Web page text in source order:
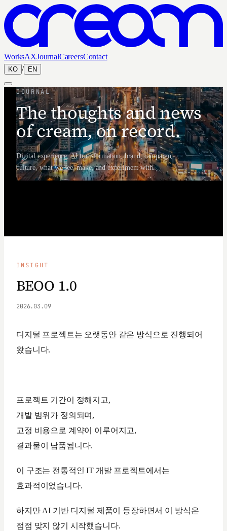
WorksAXJournalCareersContact
KO / EN
JOURNAL
The thoughts and news
of cream, on record.
Digital experience, AI transformation, brand, campaign,
culture, what we see, make, and experiment with.
INSIGHT
BEOO 1.0
2026.03.09
디지털 프로젝트는 오랫동안 같은 방식으로 진행되어
왔습니다.
프로젝트 기간이 정해지고,
개발 범위가 정의되며,
고정 비용으로 계약이 이루어지고,
결과물이 납품됩니다.
이 구조는 전통적인 IT 개발 프로젝트에서는
효과적이었습니다.
하지만 AI 기반 디지털 제품이 등장하면서 이 방식은
점점 맞지 않기 시작했습니다.